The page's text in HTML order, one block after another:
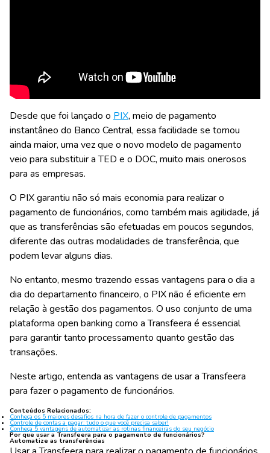
Desde que foi lançado o PIX, meio de pagamento
instantâneo do Banco Central, essa facilidade se tornou
ainda maior, uma vez que o novo modelo de pagamento
veio para substituir a TED e o DOC, muito mais onerosos
para as empresas.
O PIX garantiu não só mais economia para realizar o
pagamento de funcionários, como também mais agilidade, já
que as transferências são efetuadas em poucos segundos,
diferente das outras modalidades de transferência, que
podem levar alguns dias.
No entanto, mesmo trazendo essas vantagens para o dia a
dia do departamento financeiro, o PIX não é eficiente em
relação à gestão dos pagamentos. O uso conjunto de uma
plataforma open banking como a Transfeera é essencial
para garantirtanto processamento quanto gestão das
transações.
Neste artigo, entenda as vantagens de usar a Transfeera
para fazer o pagamento de funcionários.
Conteúdos Relacionados:
Conheça os 5 maiores desafios na hora de fazer o controle de pagamentos
Controle de contas a pagar: tudo o que você precisa saber!
Conheça 5 vantagens de automatizar as rotinas financeiras do seu negócio
Por que usar a Transfeera para o pagamento de funcionários?
Automatize as transferências